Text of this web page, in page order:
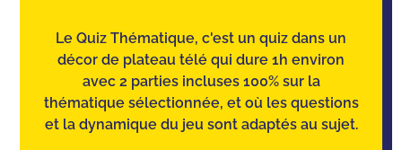
Le Quiz Thématique, c'est un quiz dans un
décor de plateau télé qui dure 1h environ
avec 2 parties incluses 100% sur la
thématique sélectionnée, et où les questions
et la dynamique du jeu sont adaptés au sujet.